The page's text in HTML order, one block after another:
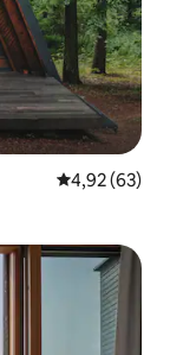
Просечна
4,92 (63)